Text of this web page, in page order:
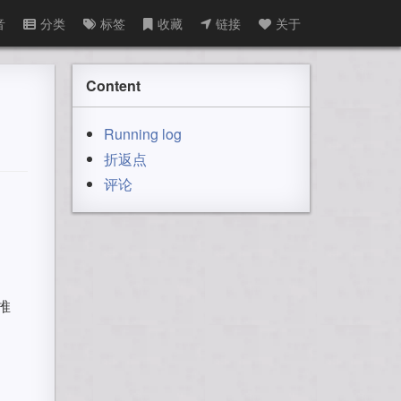
分类 标签 收藏 链接 关于
Content
Running log
折返点
评论